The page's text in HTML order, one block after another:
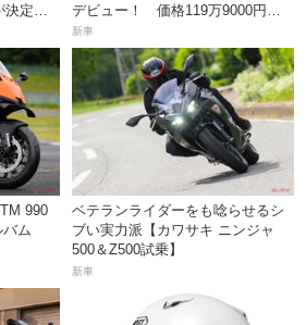
定！
もの軽
」を超
ュー
デビュー！ 価格119万9000円で9
月18日発売。
新車
990
バム
ベテランライダーをも唸らせるシ
ブい実力派【カワサキ ニンジャ
500＆Z500試乗】
新車